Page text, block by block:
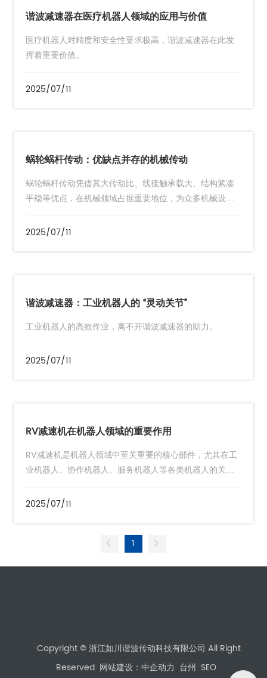
谐波减速器在医疗机器人领域的应用与价值
医疗机器人对精度和安全性要求极高，谐波减速器在此发
挥着重要价值。
2025/07/11
蜗轮蜗杆传动：优缺点并存的机械传动
蜗轮蜗杆传动凭借其大传动比、线接触承载大、结构紧凑
平稳等优点，在机械领域占据重要地位，为众多机械设备
2025/07/11
谐波减速器：工业机器人的 “灵动关节”
工业机器人的高效作业，离不开谐波减速器的助力。
2025/07/11
RV减速机在机器人领域的重要作用
RV减速机是机器人领域中至关重要的核心部件，尤其在工
业机器人、协作机器人、服务机器人等各类机器人的关节
2025/07/11
1
Copyright © 浙江如川谐波传动科技有限公司 All Right
Reserved 网站建设：中企动力 台州 SEO